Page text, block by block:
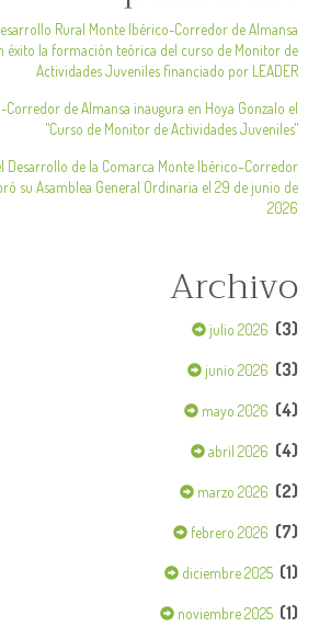
Rural Monte Ibérico-Corredor de Almansa
éxito la formación teórica del curso de Monitor de
Actividades Juveniles financiado por LEADER
Corredor de Almansa inaugura en Hoya Gonzalo el
"Curso de Monitor de Actividades Juveniles"
Desarrollo de la Comarca Monte Ibérico–Corredor
su Asamblea General Ordinaria el 29 de junio de
2026
Archivo
julio 2026 (3)
junio 2026 (3)
mayo 2026 (4)
abril 2026 (4)
marzo 2026 (2)
febrero 2026 (7)
diciembre 2025 (1)
noviembre 2025 (1)